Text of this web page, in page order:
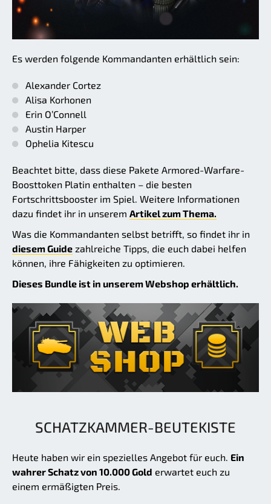
Es werden folgende Kommandanten erhältlich sein:
Alexander Cortez
Alisa Korhonen
Erin O’Connell
Austin Harper
Ophelia Kitescu
Beachtet bitte, dass diese Pakete Armored-Warfare-
Boosttoken Platin enthalten – die besten
Fortschrittsbooster im Spiel. Weitere Informationen
dazu findet ihr in unserem Artikel zum Thema.
Was die Kommandanten selbst betrifft, so findet ihr in
diesem Guide zahlreiche Tipps, die euch dabei helfen
können, ihre Fähigkeiten zu optimieren.
Dieses Bundle ist in unserem Webshop erhältlich.
SCHATZKAMMER-BEUTEKISTE
Heute haben wir ein spezielles Angebot für euch. Ein
wahrer Schatz von 10.000 Gold erwartet euch zu
einem ermäßigten Preis.